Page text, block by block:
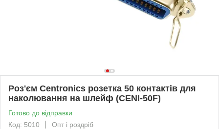
Роз'єм Centronics розетка 50 контактів для
наколювання на шлейф (CENI-50F)
Готово до відправки
Код: 5010
Опт і роздріб